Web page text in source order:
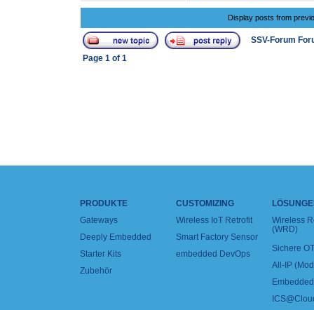
Display posts from
SSV-Forum
Page 1 of 1
PRODUKTE
Gateways
Deeply Embedded
Starter Kits
Zubehör
CUSTOMIZING
Wireless IoT Retrofit
Smart Factory Sensor
embedded DevOps
Wireless
(WRD)
Sichere
All-IP